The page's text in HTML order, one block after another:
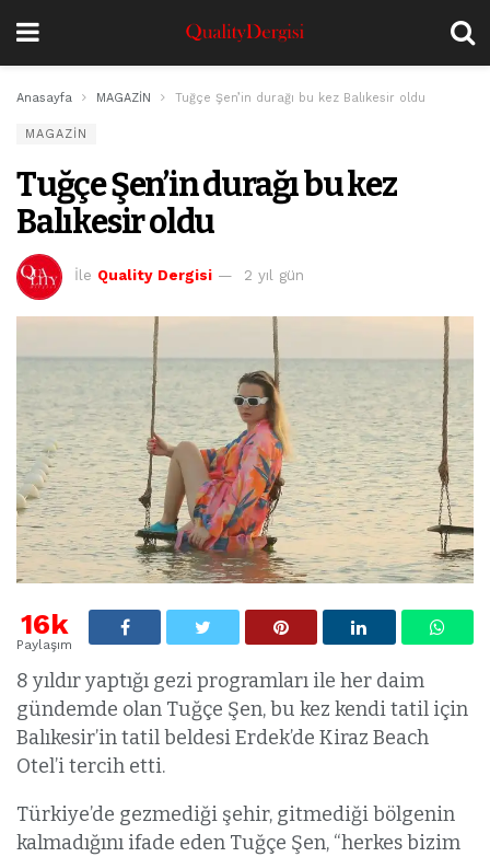
Anasayfa MAGAZİN Tuğçe Şen’in durağı bu kez Balıkesir oldu
MAGAZİN
Tuğçe Şen’in durağı bu kez
Balıkesir oldu
İle Quality Dergisi 2 yıl gün
16k
Paylaşım
8 yıldır yaptığı gezi programları ile her daim
gündemde olan Tuğçe Şen, bu kez kendi tatil için
Balıkesir’in tatil beldesi Erdek’de Kiraz Beach
Otel’i tercih etti.
Türkiye’de gezmediği şehir, gitmediği bölgenin
kalmadığını ifade eden Tuğçe Şen, “herkes bizim